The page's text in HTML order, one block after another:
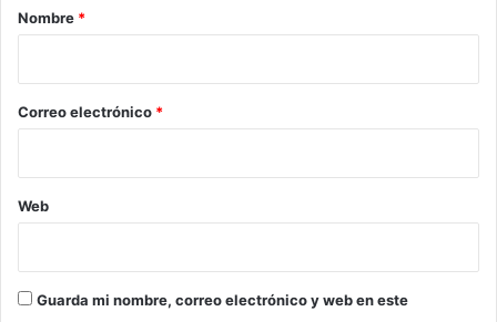
r
*
Nombre *
Correo electrónico *
Web
Guarda mi nombre, correo electrónico y web en este